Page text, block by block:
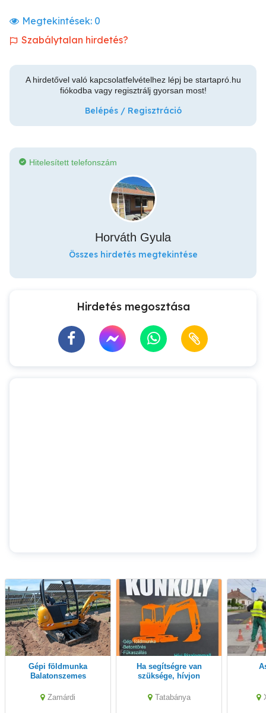
Megtekintések: 0
Szabálytalan hirdetés?
A hirdetővel való kapcsolatfelvételhez lépj be startapró.hu
fiókodba vagy regisztrálj gyorsan most!
Belépés / Regisztráció
Hitelesített telefonszám
Horváth Gyula
Összes hirdetés megtekintése
Hirdetés megosztása
Gépi földmunka
Balatonszemes
Zamárdi
Ha segítségre van
szüksége, hívjon
Tatabánya